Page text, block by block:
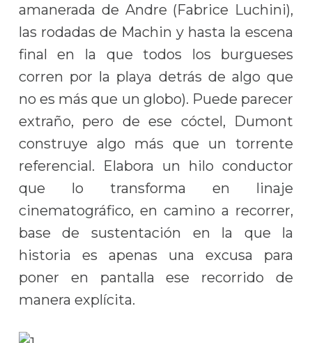
amanerada de Andre (Fabrice Luchini),
las rodadas de Machin y hasta la escena
final en la que todos los burgueses
corren por la playa detrás de algo que
no es más que un globo). Puede parecer
extraño, pero de ese cóctel, Dumont
construye algo más que un torrente
referencial. Elabora un hilo conductor
que lo transforma en linaje
cinematográfico, en camino a recorrer,
base de sustentación en la que la
historia es apenas una excusa para
poner en pantalla ese recorrido de
manera explícita.